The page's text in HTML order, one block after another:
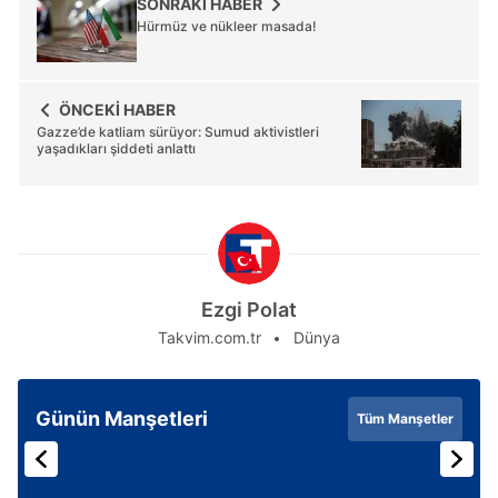
Hürmüz ve nükleer masada!
ÖNCEKİ HABER
Gazze’de katliam sürüyor: Sumud aktivistleri
yaşadıkları şiddeti anlattı
Ezgi Polat
Takvim.com.tr Dünya
Günün Manşetleri Tüm Manşetler